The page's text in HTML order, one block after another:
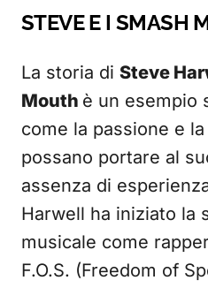
STEVE E I SMASH
La storia di Steve
Mouth è un esempio
come la passione e
possano portare al
assenza di
Harwell ha iniziato la
musicale come
F.O.S. (Freedom of